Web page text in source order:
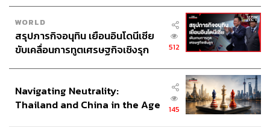
WORLD
สรุปภารกิจอนุทิน เยือนอินโดนีเซีย
ขับเคลื่อนการทูตเศรษฐกิจเชิงรุก
512
Navigating Neutrality:
Thailand and China in the Age
145